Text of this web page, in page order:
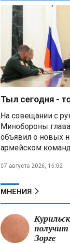
Тыл сегодня -
На совещании с
Минобороны
объявил о новых
армейском
07 августа 2026, 16:02
МНЕНИЯ
получит
Зорге